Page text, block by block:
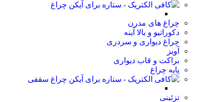
چراغ
چراغ های مدرن
دکوراتیو و بالا آینه
چراغ دیواری و سردری
آویز
براکت و قاب دیواری
پایه چراغ
چراغ سقفی
تزئینی